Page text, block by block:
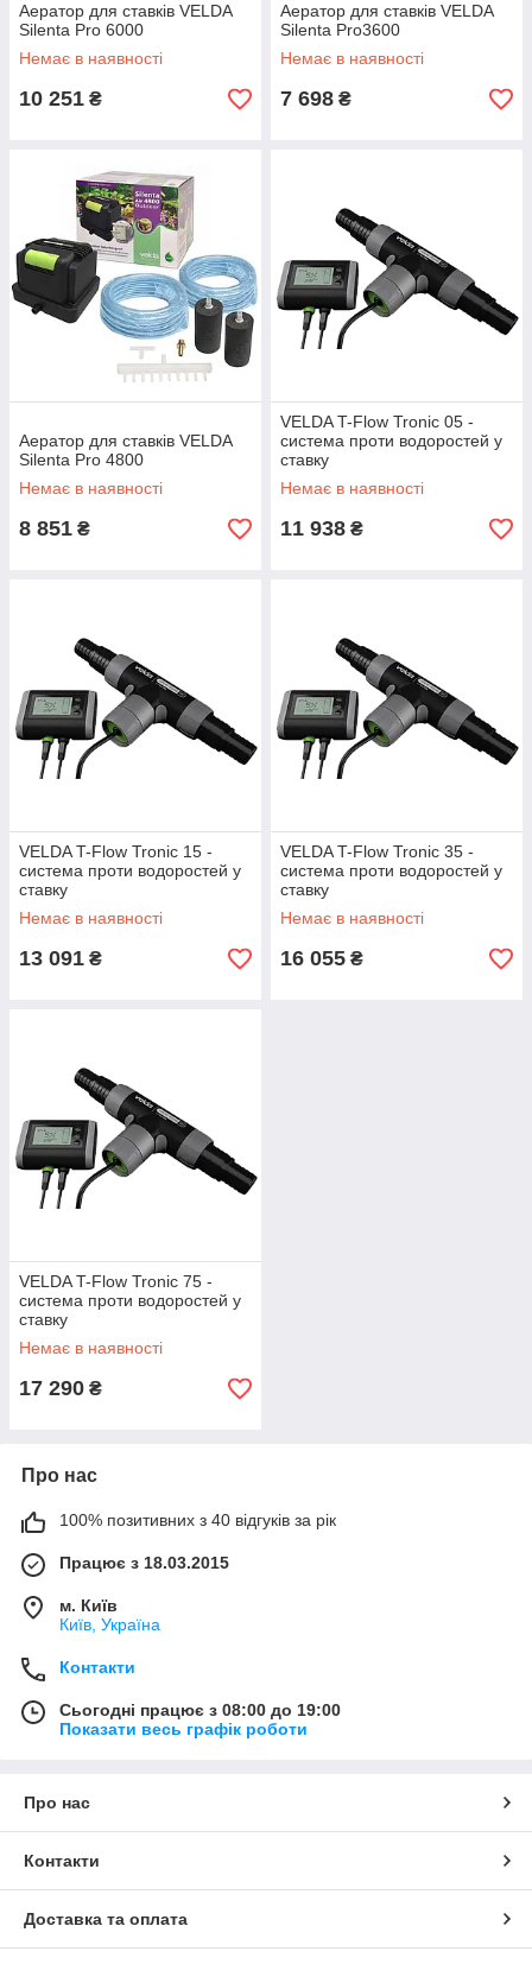
Аератор для ставків VELDA
Silenta Pro 6000
Немає в наявності
10 251 ₴
Аератор для ставків VELDA
Silenta Pro3600
Немає в наявності
7 698 ₴
Аератор для ставків VELDA
Silenta Pro 4800
Немає в наявності
8 851 ₴
VELDA T-Flow Tronic 05 -
система проти водоростей у
ставку
Немає в наявності
11 938 ₴
VELDA T-Flow Tronic 15 -
система проти водоростей у
ставку
Немає в наявності
13 091 ₴
VELDA T-Flow Tronic 35 -
система проти водоростей у
ставку
Немає в наявності
16 055 ₴
VELDA T-Flow Tronic 75 -
система проти водоростей у
ставку
Немає в наявності
17 290 ₴
Про нас
100% позитивних з 40 відгуків за рік
Працює з 18.03.2015
м. Київ
Київ, Україна
Контакти
Сьогодні працює з 08:00 до 19:00
Показати весь графік роботи
Про нас
Контакти
Доставка та оплата